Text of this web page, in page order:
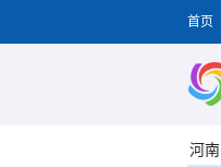
首页
河南